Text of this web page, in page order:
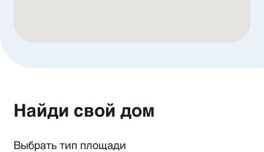
Найди свой дом
Выбрать тип площади